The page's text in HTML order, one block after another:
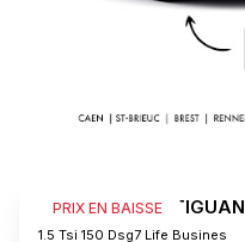
PRIX EN BAISSE
VOLKSWAGEN TIGUAN
1.5 Tsi 150 Dsg7 Life Busines